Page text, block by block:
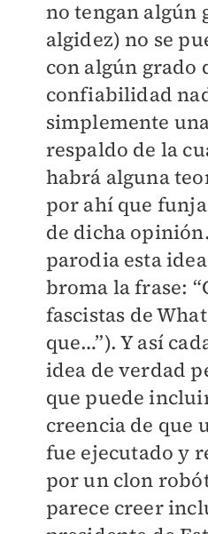
no tengan algún
algidez) no se
con algún grado
confiabilidad
simplemente
respaldo de la
habrá alguna
por ahí que
de dicha
parodia esta
broma la frase:
fascistas de
que…”). Y así
idea de verdad
que puede
creencia de que
fue ejecutado y
por un clon
parece creer